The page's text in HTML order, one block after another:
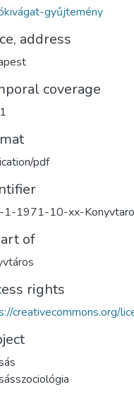
gyűjtemény
address
coverage
pdf
1971-10-xx-
of
rights
creativecommons.org/